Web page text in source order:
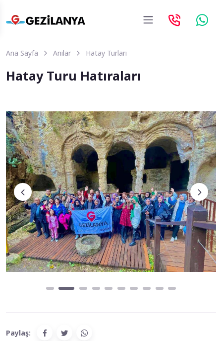
Ana Sayfa Anılar Hatay Turları
Hatay Turu Hatıraları
Paylaş: